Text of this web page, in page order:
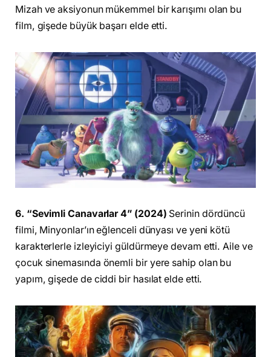
Mizah ve aksiyonun mükemmel bir karışımı olan bu
film, gişede büyük başarı elde etti.
6. “Sevimli Canavarlar 4” (2024) Serinin dördüncü
filmi, Minyonlar’ın eğlenceli dünyası ve yeni kötü
karakterlerle izleyiciyi güldürmeye devam etti. Aile ve
çocuk sinemasında önemli bir yere sahip olan bu
yapım, gişede de ciddi bir hasılat elde etti.